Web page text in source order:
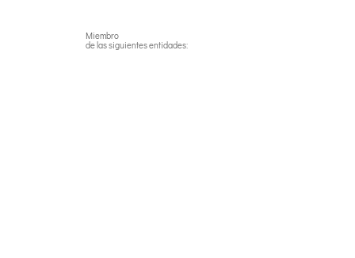
Miembro
de las siguientes entidades: